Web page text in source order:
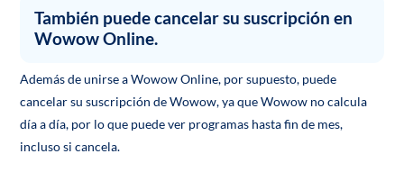
También puede cancelar su suscripción en
Wowow Online.
Además de unirse a Wowow Online, por supuesto, puede
cancelar su suscripción de Wowow, ya que Wowow no calcula
día a día, por lo que puede ver programas hasta fin de mes,
incluso si cancela.